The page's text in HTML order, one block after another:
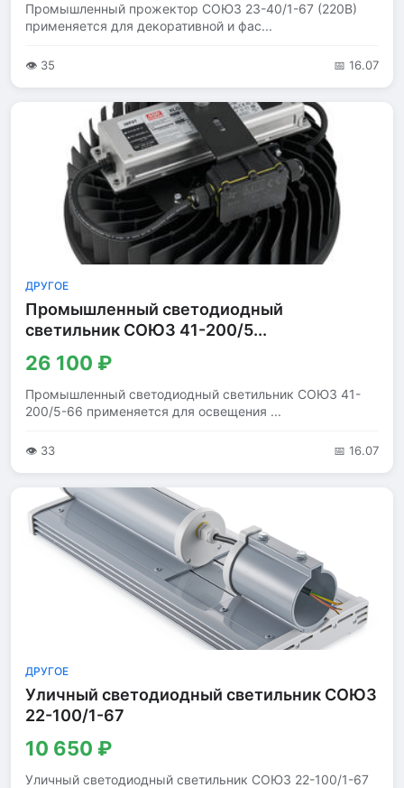
Промышленный прожектор СОЮЗ 23-40/1-67 (220В)
применяется для декоративной и фас...
👁 35 📅 16.07
ДРУГОЕ
Промышленный светодиодный
светильник СОЮЗ 41-200/5...
26 100 ₽
Промышленный светодиодный светильник СОЮЗ 41-
200/5-66 применяется для освещения ...
👁 33 📅 16.07
ДРУГОЕ
Уличный светодиодный светильник СОЮЗ
22-100/1-67
10 650 ₽
Уличный светодиодный светильник СОЮЗ 22-100/1-67